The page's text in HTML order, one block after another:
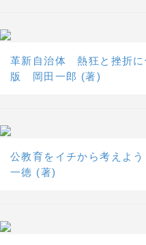
革新自治体 熱狂と挫折
版 岡田一郎 (著)
公教育をイチから考えよ
一徳 (著)